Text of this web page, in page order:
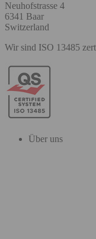
Neuhofstrasse 4
6341 Baar
Switzerland
Wir sind ISO 13485
Über uns